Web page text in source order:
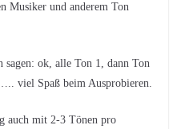
Musiker und anderem Ton
sagen: ok, alle Ton 1, dann Ton
viel Spaß beim Ausprobieren.
auch mit 2-3 Tönen pro